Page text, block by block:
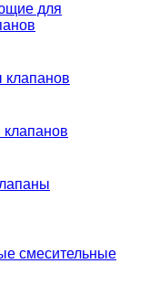
для
клапанов
смесительные